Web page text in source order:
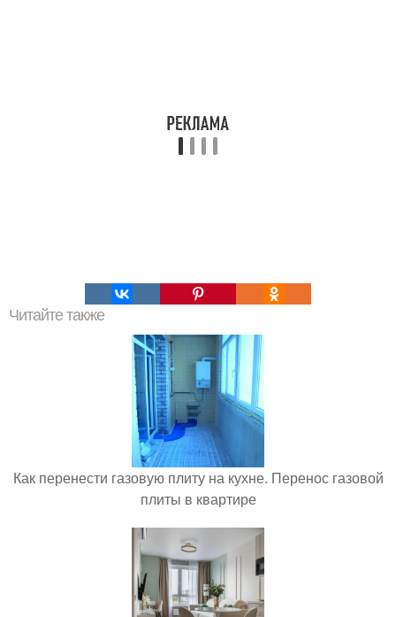
Читайте также
Как перенести газовую плиту на кухне. Перенос газовой
плиты в квартире